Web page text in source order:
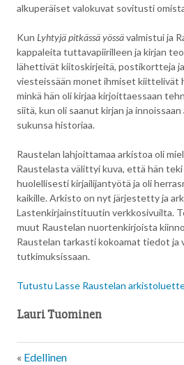
alkuperäiset valokuvat sovitusti
Kun Lyhtyjä pitkässä yössävalmistui ja
kappaleita tuttavapiirilleen ja kirjan
lähettivät kiitoskirjeitä, postikortteja
viesteissään monet ihmiset kiittelivät
minkä hän oli kirjaa kirjoittaessaan
siitä, kun oli saanut kirjan ja
sukunsa historiaa.
Raustelan lahjoittamaa arkistoa oli
Raustelasta välittyi kuva, että hän
huolellisesti kirjailijantyötä ja oli
kaikille. Arkisto on nyt järjestetty ja
Lastenkirjainstituutin verkkosivuilta.
muut Raustelan nuortenkirjoista
Raustelan tarkasti kokoamat tiedot ja
tutkimuksissaan.
Tutustu Lasse Raustelan
Lauri Tuominen
« Edellinen